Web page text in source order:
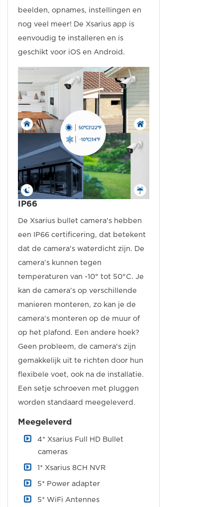
beelden, opnames, instellingen en
nog veel meer! De Xsarius app is
eenvoudig te installeren en is
geschikt voor iOS en Android.
IP66
De Xsarius bullet camera's hebben
een IP66 certificering, dat betekent
dat de camera's waterdicht zijn. De
camera’s kunnen tegen
temperaturen van -10° tot 50°C. Je
kan de camera’s op verschillende
manieren monteren, zo kan je de
camera’s monteren op de muur of
op het plafond. Een andere hoek?
Geen probleem, de camera's zijn
gemakkelijk uit te richten door hun
flexibele voet, ook na de installatie.
Een setje schroeven met pluggen
worden standaard meegeleverd.
Meegeleverd
4* Xsarius Full HD Bullet
cameras
1* Xsarius 8CH NVR
5* Power adapter
5* WiFi Antennes